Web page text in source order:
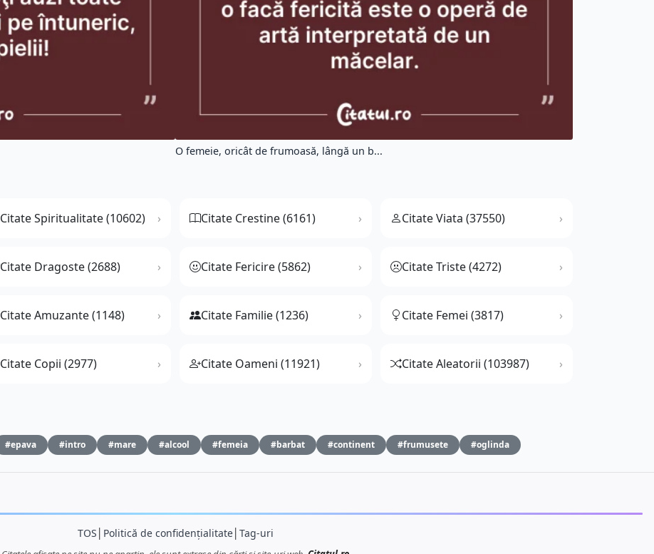
O femeie, oricât de frumoasă, lângă un b...
Citate Spiritualitate (10602) Citate Crestine (6161) Citate Viata (37550)
Citate Dragoste (2688) Citate Fericire (5862) Citate Triste (4272)
Citate Amuzante (1148) Citate Familie (1236) Citate Femei (3817)
Citate Copii (2977) Citate Oameni (11921) Citate Aleatorii (103987)
#epava #intro #mare #alcool #femeia #barbat #continent #frumusete #oglinda
TOS Politică de confidențialitate│ Tag-uri